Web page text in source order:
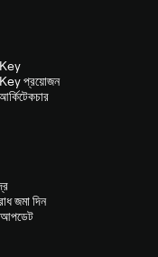
প্রয়োজন
জমা দিন
আপডেট